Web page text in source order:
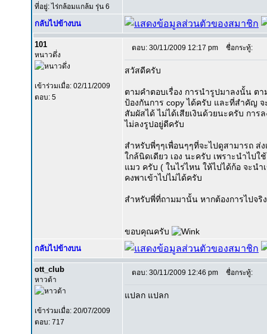
ที่อยู่: ไร่กล้อมแกล้ม รุ่น 6
กลับไปข้างบน
101
หนาวดึ่ง
เข้าร่วมเมื่อ: 02/11/2009
ตอบ: 5
ตอบ: 30/11/2009 12:17 pm ชื่อกระทู้:
สวัสดีครับ
ตามคำตอบเรื่อง การนำรูปมาลงนั้น ต
ป้องกันการ copy ได้ครับ และที่สำคัญ จ
สัมผัสได้ ไม่ได้เสียเงินด้วยนะครับ การ
ไม่ลงรูปอยู่ดีครับ
สำหรับพี่ๆๆเพื่อนๆๆที่จะไปดูสามารถ ส่
ใกล้นิดเดียว เอง นะครับ เพราะนำไป
แมว ครับ ( ในไร่ไหน ให้ไปได้ก้อ จะนำ
คงพาเข้าไปไม่ได้ครับ
สำหรับพี่ที่ถามมานั้น หากต้องการไปจริ
ขอบคุณครับ
กลับไปข้างบน
ott_club
หาวด้า
เข้าร่วมเมื่อ: 20/07/2009
ตอบ: 717
ตอบ: 30/11/2009 12:46 pm ชื่อกระทู้:
แปลก แปลก